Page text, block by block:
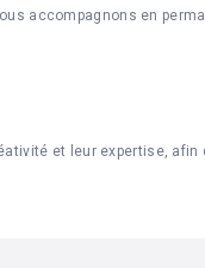
accompagnons en
et leur expertise, afin